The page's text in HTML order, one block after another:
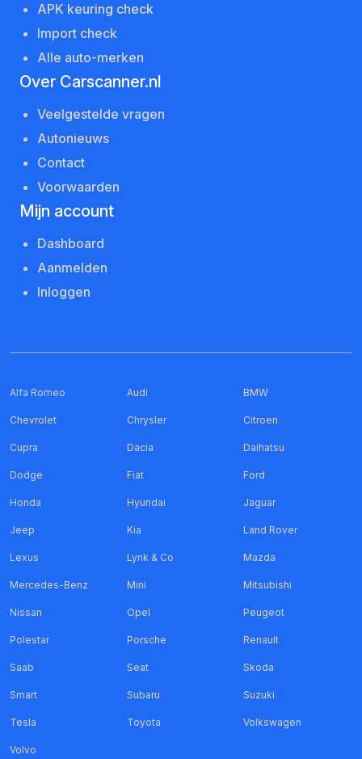
APK keuring check
Import check
Alle auto-merken
Over Carscanner.nl
Veelgestelde vragen
Autonieuws
Contact
Voorwaarden
Mijn account
Dashboard
Aanmelden
Inloggen
Alfa Romeo Audi BMW
Chevrolet Chrysler Citroen
Cupra Dacia Daihatsu
Dodge Fiat Ford
Honda Hyundai Jaguar
Jeep Kia Land Rover
Lexus Lynk & Co Mazda
Mercedes-Benz Mini Mitsubishi
Nissan Opel Peugeot
Polestar Porsche Renault
Saab Seat Skoda
Smart Subaru Suzuki
Tesla Toyota Volkswagen
Volvo